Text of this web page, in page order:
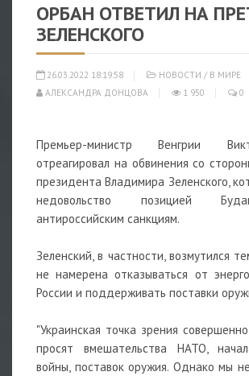
ОРБАН ОТВЕТИЛ НА
ЗЕЛЕНСКОГО
26.03.2022 18:19:58 НОВОСТИ / В МИРЕ
АЛЕКСАНДРА ДОНЦОВА
1 950 0
Премьер-министр Венгрии
отреагировал на обвинения со
президента Владимира Зеленского,
недовольство позицией
антироссийским санкциям.
Зеленский, в частности, возмутился
не намерена отказываться от
России и поддерживать поставки
"Украинская точка зрения
просят вмешательства НАТО,
войны, поставок оружия. Однако мы